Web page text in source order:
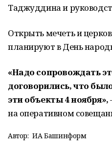
Таджуддина и
Открыть мечеть и
планируют в День
«Надо сопровождать
договорились, что
эти объекты 4 ноября»,
на оперативном
Автор: ИА Башинформ